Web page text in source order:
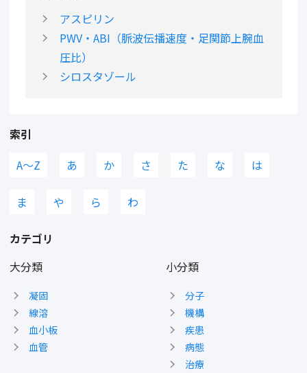
アスピリン
PWV・ABI（脈波伝播速度・足関節上腕血
圧比）
シロスタゾール
索引
A〜Z
あ か さ た な は
ま や ら わ
カテゴリ
大分類
凝固
線溶
血小板
血管
小分類
分子
機構
疾患
病態
治療